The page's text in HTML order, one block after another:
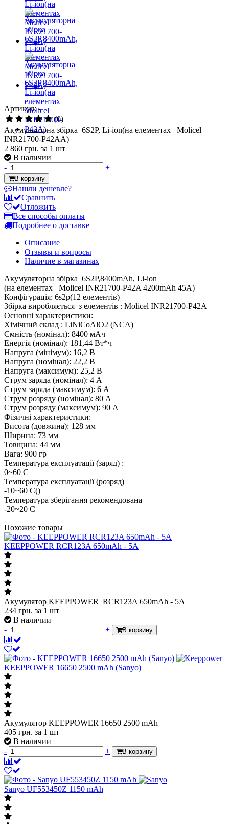
Артикул: -
(0)
Акумуляторна збірка 6S2P, Li-ion(на елементах Molicel
INR21700-P42AA)
2 860 грн. за 1 шт
В наличии
-
+
В корзину
Нашли дешевле?
Сравнить
Отложить
Все способы оплаты
Подробнее о доставке
Описание
Отзывы и вопросы
Наличие в магазинах
Акумуляторна збірка 6S2P,8400mAh, Li-ion
(на елементах Molicel INR21700-P42A 4200mAh 45A)
Конфігурація: 6s2p(12 елементів)
Збірка виробляється з елементів : Molicel INR21700-P42A
Основні характеристики:
Хімічний склад : LiNiCoAlO2 (NCA)
Ємність (номінал): 8400 мАч
Енергія (номінал): 181,44 Вт*ч
Напруга (мінімум): 16,2 В
Напруга (номінал): 22,2 В
Напруга (максимум): 25,2 В
Струм заряда (номінал): 4 А
Струм заряда (максимум): 6 А
Струм розряду (номінал): 80 А
Струм розряду (максимум): 90 А
Фізичні характеристики:
Висота (довжина): 128 мм
Ширина: 73 мм
Товщина: 44 мм
Вага: 900 гр
Температура експлуатації (заряд) :
0~60 С
Температура експлуатації (розряд)
-10~60 С()
Температура зберігання рекомендована
-20~20 С
Похожие товары
KEEPPOWER RCR123A 650mAh - 5A
Акумулятор KEEPPOWER RCR123A 650mAh - 5A
234 грн. за 1 шт
В наличии
-
+ В корзину
KEEPPOWER 16650 2500 mAh (Sanyo)
Акумулятор KEEPPOWER 16650 2500 mAh
405 грн. за 1 шт
В наличии
-
+ В корзину
Sanyo UF553450Z 1150 mAh